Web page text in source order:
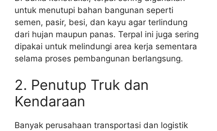
untuk menutupi bahan bangunan seperti
semen, pasir, besi, dan kayu agar terlindung
dari hujan maupun panas. Terpal ini juga sering
dipakai untuk melindungi area kerja sementara
selama proses pembangunan berlangsung.
2. Penutup Truk dan
Kendaraan
Banyak perusahaan transportasi dan logistik